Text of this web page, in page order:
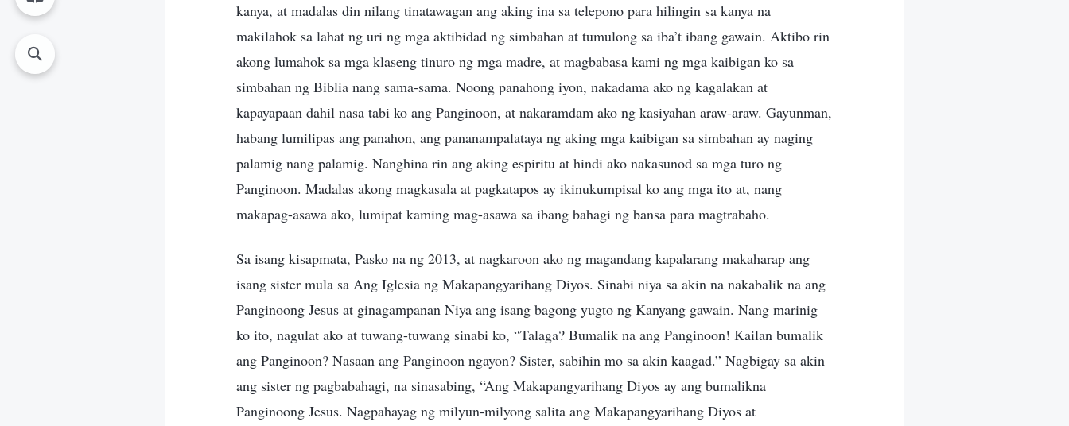
kanya, at madalas din nilang tinatawagan ang aking ina sa telepono para hilingin sa kanya na
makilahok sa lahat ng uri ng mga aktibidad ng simbahan at tumulong sa iba’t ibang gawain. Aktibo rin
akong lumahok sa mga klaseng tinuro ng mga madre, at magbabasa kami ng mga kaibigan ko sa
simbahan ng Biblia nang sama-sama. Noong panahong iyon, nakadama ako ng kagalakan at
kapayapaan dahil nasa tabi ko ang Panginoon, at nakaramdam ako ng kasiyahan araw-araw. Gayunman,
habang lumilipas ang panahon, ang pananampalataya ng aking mga kaibigan sa simbahan ay naging
palamig nang palamig. Nanghina rin ang aking espiritu at hindi ako nakasunod sa mga turo ng
Panginoon. Madalas akong magkasala at pagkatapos ay ikinukumpisal ko ang mga ito at, nang
makapag-asawa ako, lumipat kaming mag-asawa sa ibang bahagi ng bansa para magtrabaho.
Sa isang kisapmata, Pasko na ng 2013, at nagkaroon ako ng magandang kapalarang makaharap ang
isang sister mula sa Ang Iglesia ng Makapangyarihang Diyos. Sinabi niya sa akin na nakabalik na ang
Panginoong Jesus at ginagampanan Niya ang isang bagong yugto ng Kanyang gawain. Nang marinig
ko ito, nagulat ako at tuwang-tuwang sinabi ko, “Talaga? Bumalik na ang Panginoon! Kailan bumalik
ang Panginoon? Nasaan ang Panginoon ngayon? Sister, sabihin mo sa akin kaagad.” Nagbigay sa akin
ang sister ng pagbabahagi, na sinasabing, “Ang Makapangyarihang Diyos ay ang bumalikna
Panginoong Jesus. Nagpahayag ng milyun-milyong salita ang Makapangyarihang Diyos at